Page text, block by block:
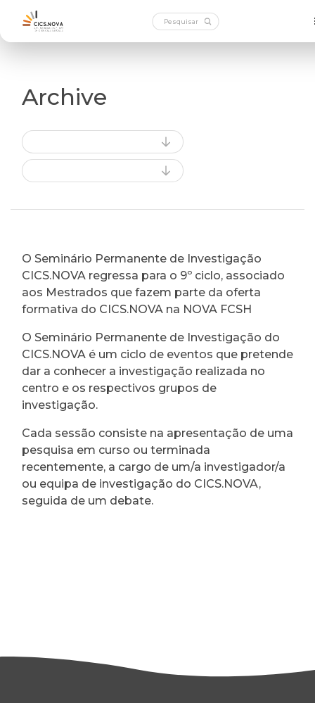
Archive
O Seminário Permanente de Investigação
CICS.NOVA regressa para o 9º ciclo, associado
aos Mestrados que fazem parte da oferta
formativa do CICS.NOVA na NOVA FCSH
O Seminário Permanente de Investigação do
CICS.NOVA é um ciclo de eventos que pretende
dar a conhecer a investigação realizada no
centro e os respectivos grupos de
investigação.
Cada sessão consiste na apresentação de uma
pesquisa em curso ou terminada
recentemente, a cargo de um/a investigador/a
ou equipa de investigação do CICS.NOVA,
seguida de um debate.